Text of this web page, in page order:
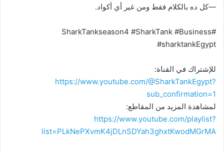
—كل ده بالكلام فقط ومن غير أي أكواد.
#SharkTankseason4 #SharkTank #Business
#sharktankEgypt
للإشتراك في القناة:
https://www.youtube.com/@SharkTankEgypt?
sub_confirmation=1
لمشاهدة المزيد من المقاطع:
https://www.youtube.com/playlist?
list=PLkNePXvmK4jDLnSDYah3ghxtKwodMGrMA